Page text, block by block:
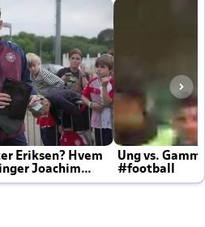
Eriksen? Hvem
Joachim
Ung vs.
#football